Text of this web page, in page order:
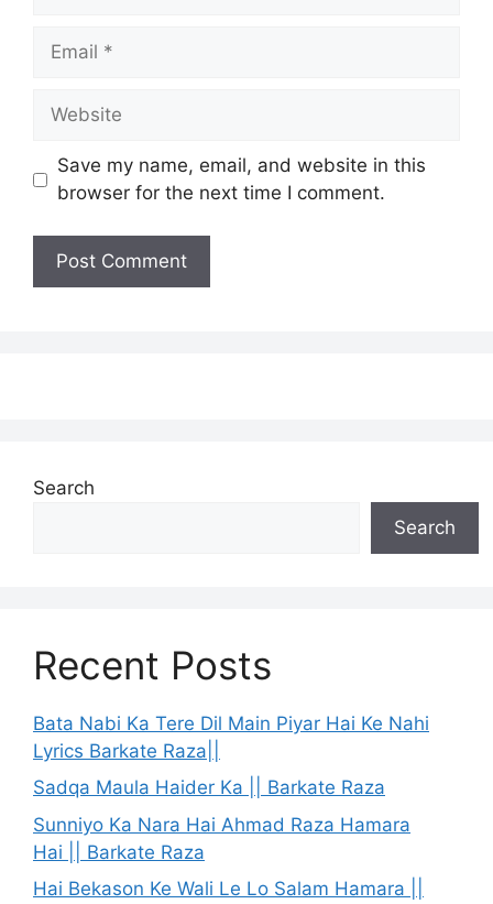
Email
Website
Save my name, email, and website in this
browser for the next time I comment.
Search
Search
Recent Posts
Bata Nabi Ka Tere Dil Main Piyar Hai Ke Nahi
Lyrics Barkate Raza||
Sadqa Maula Haider Ka || Barkate Raza
Sunniyo Ka Nara Hai Ahmad Raza Hamara
Hai || Barkate Raza
Hai Bekason Ke Wali Le Lo Salam Hamara ||